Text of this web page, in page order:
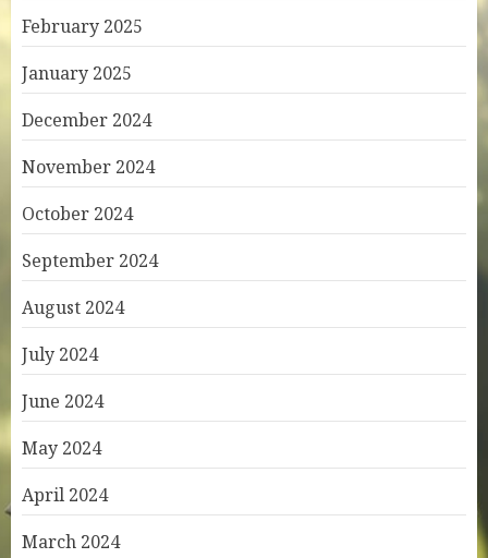
February 2025
January 2025
December 2024
November 2024
October 2024
September 2024
August 2024
July 2024
June 2024
May 2024
April 2024
March 2024